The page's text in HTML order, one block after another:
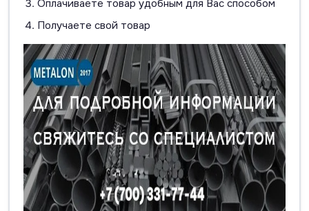
Оплачиваете товар удобным для Вас способом
Получаете свой товар